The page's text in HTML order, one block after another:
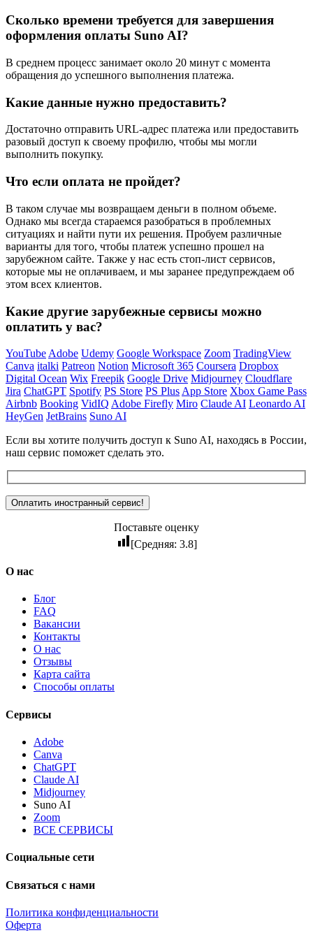
Сколько времени требуется для завершения
оформления оплаты Suno AI?
В среднем процесс занимает около 20 минут с момента
обращения до успешного выполнения платежа.
Какие данные нужно предоставить?
Достаточно отправить URL-адрес платежа или предоставить
разовый доступ к своему профилю, чтобы мы могли
выполнить покупку.
Что если оплата не пройдет?
В таком случае мы возвращаем деньги в полном объеме.
Однако мы всегда стараемся разобраться в проблемных
ситуациях и найти пути их решения. Пробуем различные
варианты для того, чтобы платеж успешно прошел на
зарубежном сайте. Также у нас есть стоп-лист сервисов,
которые мы не оплачиваем, и мы заранее предупреждаем об
этом всех клиентов.
Какие другие зарубежные сервисы можно
оплатить у вас?
YouTube Adobe Udemy Google Workspace Zoom TradingView
Canva italki Patreon Notion Microsoft 365 Coursera Dropbox
Digital Ocean Wix Freepik Google Drive Midjourney Cloudflare
Jira ChatGPT Spotify PS Store PS Plus App Store Xbox Game Pass
Airbnb Booking VidIQ Adobe Firefly Miro Claude AI Leonardo AI
HeyGen JetBrains Suno AI
Если вы хотите получить доступ к Suno AI, находясь в России,
наш сервис поможет сделать это.
Поставьте оценку
[Средняя: 3.8]
О нас
Блог
FAQ
Вакансии
Контакты
О нас
Отзывы
Карта сайта
Способы оплаты
Сервисы
Adobe
Canva
ChatGPT
Claude AI
Midjourney
Suno AI
Zoom
ВСЕ СЕРВИСЫ
Социальные сети
Связаться с нами
Политика конфиденциальности
Оферта